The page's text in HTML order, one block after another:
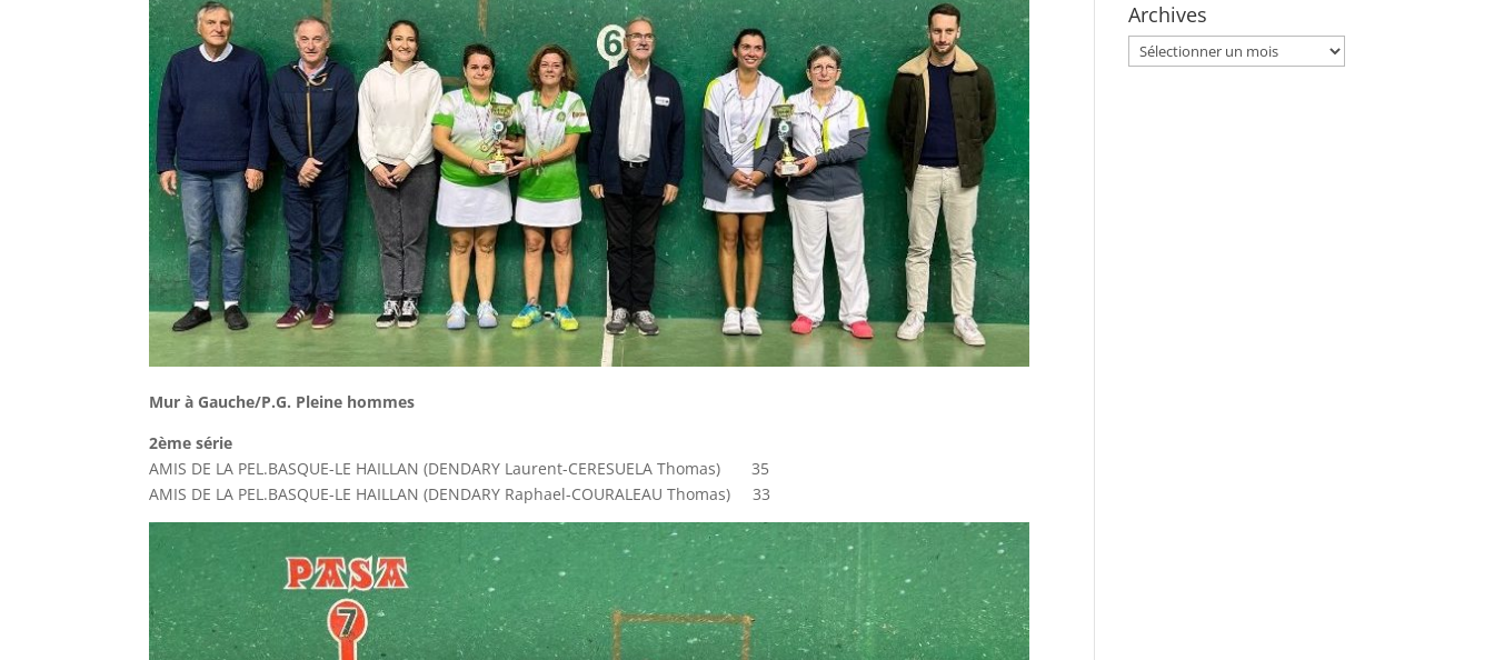
Mur à Gauche/P.G. Pleine hommes
2ème série
AMIS DE LA PEL.BASQUE-LE HAILLAN (DENDARY Laurent-CERESUELA Thomas) 35
AMIS DE LA PEL.BASQUE-LE HAILLAN (DENDARY Raphael-COURALEAU Thomas) 33
Archives
Archives